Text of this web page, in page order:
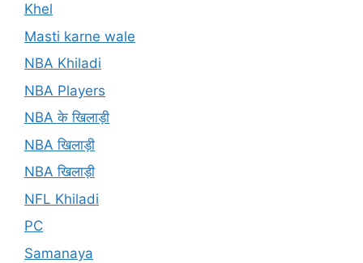
Khel
Masti karne wale
NBA Khiladi
NBA Players
NBA के खिलाड़ी
NBA खिलाड़ी
NBA खिलाड़ी
NFL Khiladi
PC
Samanaya